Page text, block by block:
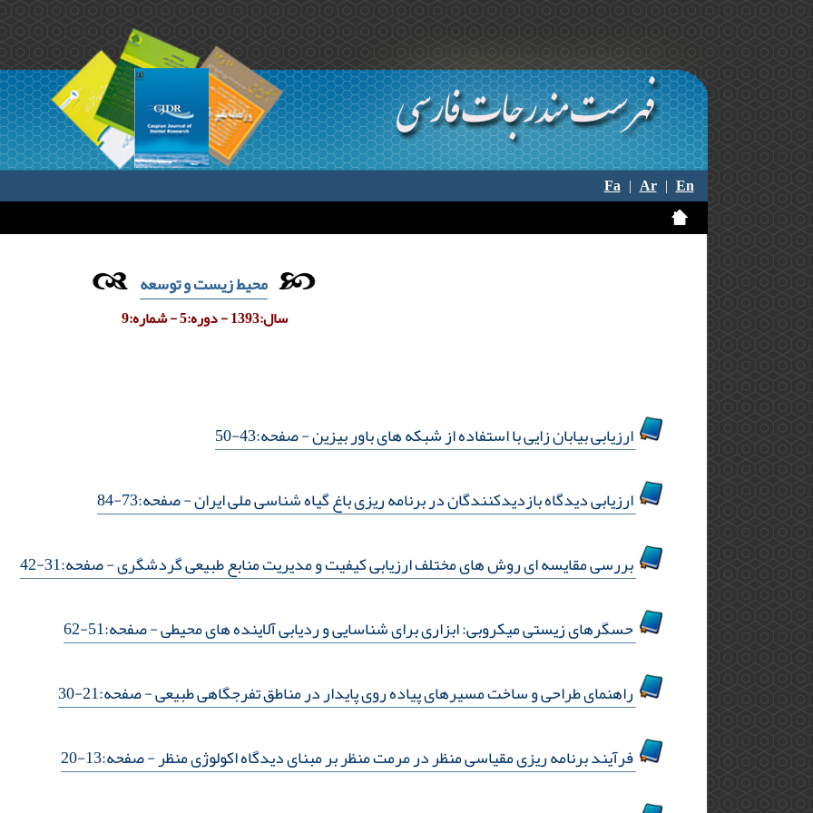
Fa|Ar|En
محیط زیست و توسعه
سال:1393 - دوره:5 - شماره:9
ارزیابی بیابان زایی با استفاده از شبکه های باور بیزین- صفحه:43-50
ارزیابی دیدگاه بازدیدکنندگان در برنامه ریزی باغ گیاه شناسی ملی ایران- صفحه:73-84
بررسی مقایسه ای روش های مختلف ارزیابی کیفیت و مدیریت منابع طبیعی گردشگری- صفحه:31-42
حسگرهای زیستی میکروبی: ابزاری برای شناسایی و ردیابی آلاینده های محیطی- صفحه:51-62
راهنمای طراحی و ساخت مسیرهای پیاده روی پایدار در مناطق تفرجگاهی طبیعی- صفحه:21-30
فرآیند برنامه ریزی مقیاسی منظر در مرمت منظر بر مبنای دیدگاه اکولوژی منظر- صفحه:13-20